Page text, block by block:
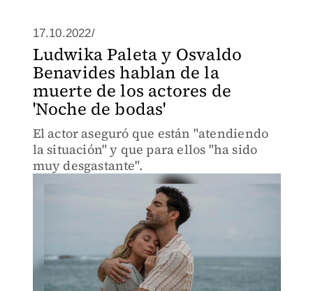
17.10.2022/
Ludwika Paleta y Osvaldo
Benavides hablan de la
muerte de los actores de
'Noche de bodas'
El actor aseguró que están "atendiendo
la situación" y que para ellos "ha sido
muy desgastante".